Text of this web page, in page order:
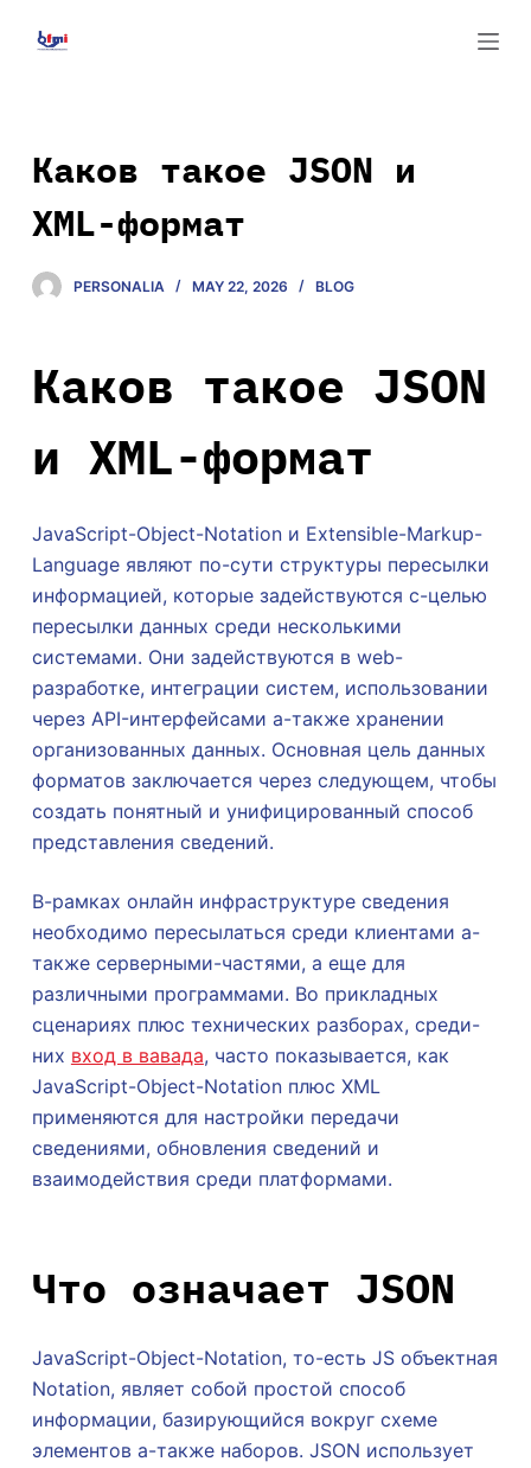
o
c
o
n
Каков такое JSON и
XML-формат
PERSONALIA MAY 22, 2026 BLOG
Каков такое JSON
и XML-формат
JavaScript-Object-Notation и Extensible-Markup-
Language являют по-сути структуры пересылки
информацией, которые задействуются с-целью
пересылки данных среди несколькими
системами. Они задействуются в web-
разработке, интеграции систем, использовании
через API-интерфейсами а-также хранении
организованных данных. Основная цель данных
форматов заключается через следующем, чтобы
создать понятный и унифицированный способ
представления сведений.
В-рамках онлайн инфраструктуре сведения
необходимо пересылаться среди клиентами а-
также серверными-частями, а еще для
различными программами. Во прикладных
сценариях плюс технических разборах, среди-
них вход в вавада, часто показывается, как
JavaScript-Object-Notation плюс XML
применяются для настройки передачи
сведениями, обновления сведений и
взаимодействия среди платформами.
Что означает JSON
JavaScript-Object-Notation, то-есть JS объектная
Notation, являет собой простой способ
информации, базирующийся вокруг схеме
элементов а-также наборов. JSON использует